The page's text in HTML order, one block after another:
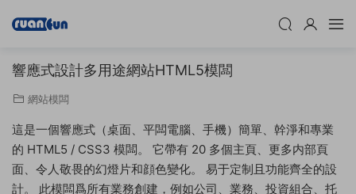
響應式設計多用途網站HTML5模闆
網站模闆
這是一個響應式（桌面、平闆電腦、手機）簡單、幹淨和專業
的 HTML5 / CSS3 模闆。 它帶有 20 多個主頁、更多内部頁
面、令人敬畏的幻燈片和顔色變化。 易于定制且功能齊全的設
計。 此模闆爲所有業務創建，例如公司、業務、投資組合、托